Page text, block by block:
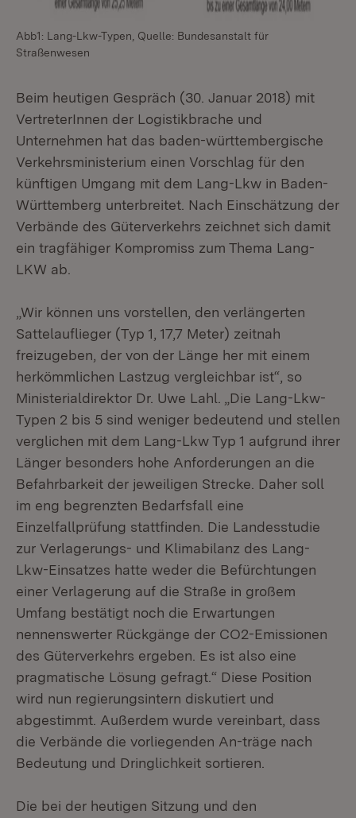
Abb1: Lang-Lkw-Typen, Quelle: Bundesanstalt für
Straßenwesen
Beim heutigen Gespräch (30. Januar 2018) mit
VertreterInnen der Logistikbrache und
Unternehmen hat das baden-württembergische
Verkehrsministerium einen Vorschlag für den
künftigen Umgang mit dem Lang-Lkw in Baden-
Württemberg unterbreitet. Nach Einschätzung der
Verbände des Güterverkehrs zeichnet sich damit
ein tragfähiger Kompromiss zum Thema Lang-
LKW ab.
„Wir können uns vorstellen, den verlängerten
Sattelauflieger (Typ 1, 17,7 Meter) zeitnah
freizugeben, der von der Länge her mit einem
herkömmlichen Lastzug vergleichbar ist“, so
Ministerialdirektor Dr. Uwe Lahl. „Die Lang-Lkw-
Typen 2 bis 5 sind weniger bedeutend und stellen
verglichen mit dem Lang-Lkw Typ 1 aufgrund ihrer
Länger besonders hohe Anforderungen an die
Befahrbarkeit der jeweiligen Strecke. Daher soll
im eng begrenzten Bedarfsfall eine
Einzelfallprüfung stattfinden. Die Landesstudie
zur Verlagerungs- und Klimabilanz des Lang-
Lkw-Einsatzes hatte weder die Befürchtungen
einer Verlagerung auf die Straße in großem
Umfang bestätigt noch die Erwartungen
nennenswerter Rückgänge der CO2-Emissionen
des Güterverkehrs ergeben. Es ist also eine
pragmatische Lösung gefragt.“ Diese Position
wird nun regierungsintern diskutiert und
abgestimmt. Außerdem wurde vereinbart, dass
die Verbände die vorliegenden An-träge nach
Bedeutung und Dringlichkeit sortieren.
Die bei der heutigen Sitzung und den